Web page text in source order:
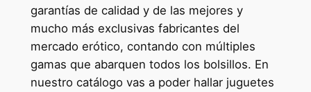
garantías de calidad y de las mejores y
mucho más exclusivas fabricantes del
mercado erótico, contando con múltiples
gamas que abarquen todos los bolsillos. En
nuestro catálogo vas a poder hallar juguetes